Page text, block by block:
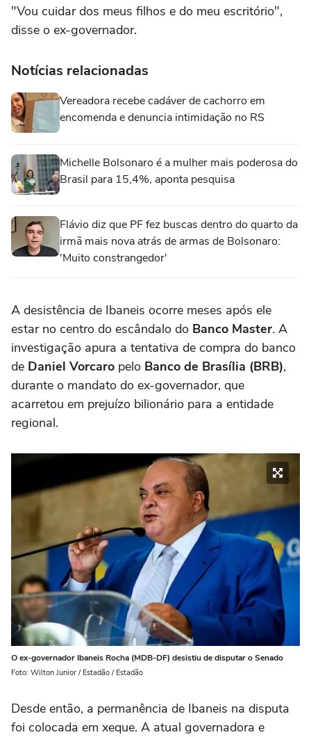
"Vou cuidar dos meus filhos e do meu escritório",
disse o ex-governador.
Notícias relacionadas
Vereadora recebe cadáver de cachorro em
encomenda e denuncia intimidação no RS
Michelle Bolsonaro é a mulher mais poderosa do
Brasil para 15,4%, aponta pesquisa
Flávio diz que PF fez buscas dentro do quarto da
irmã mais nova atrás de armas de Bolsonaro:
'Muito constrangedor'
A desistência de Ibaneis ocorre meses após ele
estar no centro do escândalo do Banco Master. A
investigação apura a tentativa de compra do banco
de Daniel Vorcaro pelo Banco de Brasília (BRB),
durante o mandato do ex-governador, que
acarretou em prejuízo bilionário para a entidade
regional.
O ex-governador Ibaneis Rocha (MDB-DF) desistiu de disputar o Senado
Foto: Wilton Junior / Estadão / Estadão
Desde então, a permanência de Ibaneis na disputa
foi colocada em xeque. A atual governadora e